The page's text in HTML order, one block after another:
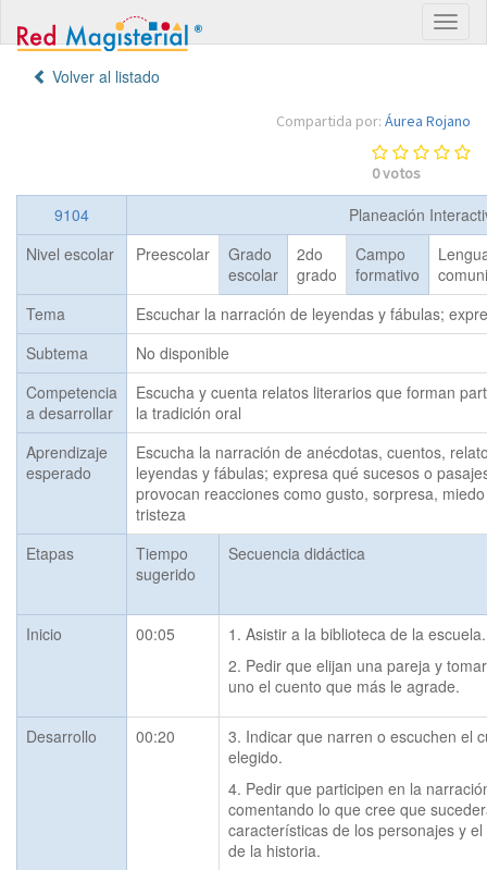
Volver al listado
Compartida por: Áurea Rojano
0votos
9104
Planeación
Nivel escolar
Preescolar
Grado
escolar
2do
grado
Campo
formativo
Tema
Escuchar la narración de leyendas y fábulas;
Subtema
No disponible
Competencia
a desarrollar
Escucha y cuenta relatos literarios que forman
la tradición oral
Aprendizaje
esperado
Escucha la narración de anécdotas, cuentos,
leyendas y fábulas; expresa qué sucesos o
provocan reacciones como gusto, sorpresa,
tristeza
Etapas
Tiempo
sugerido
Secuencia didáctica
Inicio 00:05
1. Asistir a la biblioteca de la escuela.
2. Pedir que elijan una pareja y
uno el cuento que más le agrade.
Desarrollo 00:20
3. Indicar que narren o escuchen el
elegido.
4. Pedir que participen en la
comentando lo que cree que
características de los personajes y el
de la historia.